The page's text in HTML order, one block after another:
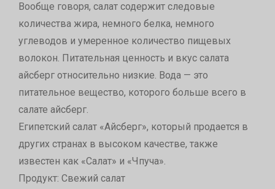
Вообще говоря, салат содержит следовые
количества жира, немного белка, немного
углеводов и умеренное количество пищевых
волокон. Питательная ценность и вкус салата
айсберг относительно низкие. Вода — это
питательное вещество, которого больше всего в
салате айсберг.
Египетский салат «Айсберг», который продается в
других странах в высоком качестве, также
известен как «Салат» и «Чпуча».
Продукт: Свежий салат